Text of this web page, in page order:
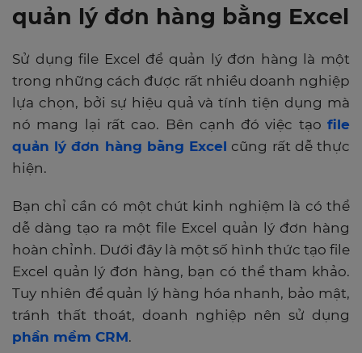
quản lý đơn hàng bằng Excel
Sử dụng file Excel để quản lý đơn hàng là một
trong những cách được rất nhiều doanh nghiệp
lựa chọn, bởi sự hiệu quả và tính tiện dụng mà
nó mang lại rất cao. Bên cạnh đó việc tạo file
quản lý đơn hàng bằng Excel cũng rất dễ thực
hiện.
Bạn chỉ cần có một chút kinh nghiệm là có thể
dễ dàng tạo ra một file Excel quản lý đơn hàng
hoàn chỉnh. Dưới đây là một số hình thức tạo file
Excel quản lý đơn hàng, bạn có thể tham khảo.
Tuy nhiên để quản lý hàng hóa nhanh, bảo mật,
tránh thất thoát, doanh nghiệp nên sử dụng
phần mềm CRM.